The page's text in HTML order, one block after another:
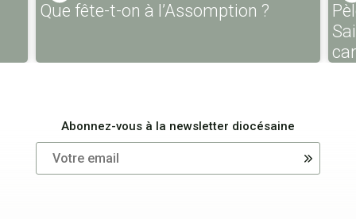
Que fête-t-on à l’Assomption ?
Abonnez-vous à la newsletter diocésaine